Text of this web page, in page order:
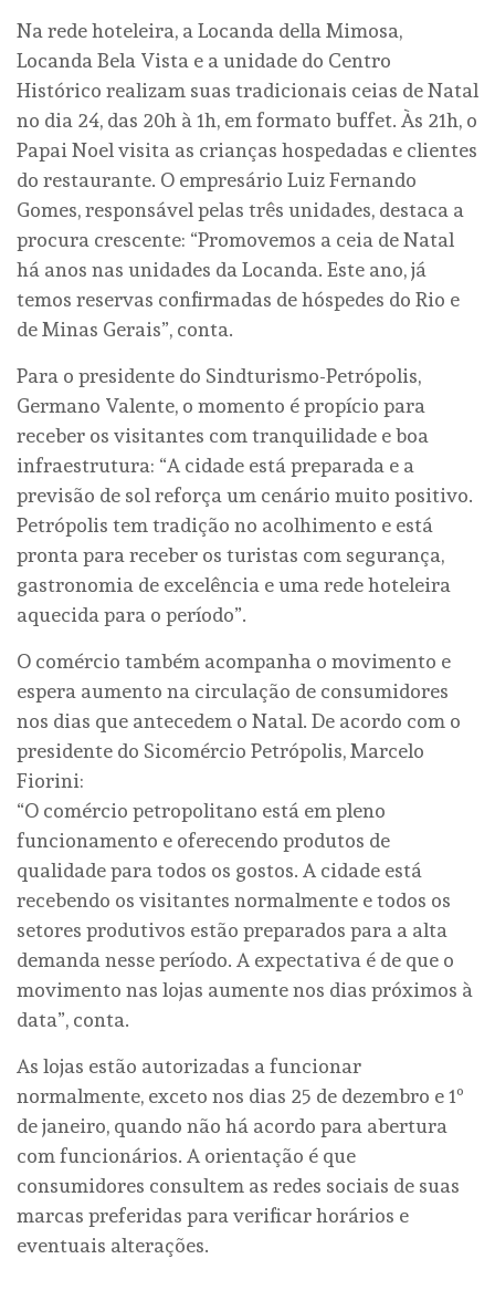
Na rede hoteleira, a Locanda della Mimosa,
Locanda Bela Vista e a unidade do Centro
Histórico realizam suas tradicionais ceias de Natal
no dia 24, das 20h à 1h, em formato buffet. Às 21h, o
Papai Noel visita as crianças hospedadas e clientes
do restaurante. O empresário Luiz Fernando
Gomes, responsável pelas três unidades, destaca a
procura crescente: “Promovemos a ceia de Natal
há anos nas unidades da Locanda. Este ano, já
temos reservas confirmadas de hóspedes do Rio e
de Minas Gerais”, conta.
Para o presidente do Sindturismo-Petrópolis,
Germano Valente, o momento é propício para
receber os visitantes com tranquilidade e boa
infraestrutura: “A cidade está preparada e a
previsão de sol reforça um cenário muito positivo.
Petrópolis tem tradição no acolhimento e está
pronta para receber os turistas com segurança,
gastronomia de excelência e uma rede hoteleira
aquecida para o período”.
O comércio também acompanha o movimento e
espera aumento na circulação de consumidores
nos dias que antecedem o Natal. De acordo com o
presidente do Sicomércio Petrópolis, Marcelo
Fiorini:
“O comércio petropolitano está em pleno
funcionamento e oferecendo produtos de
qualidade para todos os gostos. A cidade está
recebendo os visitantes normalmente e todos os
setores produtivos estão preparados para a alta
demanda nesse período. A expectativa é de que o
movimento nas lojas aumente nos dias próximos à
data”, conta.
As lojas estão autorizadas a funcionar
normalmente, exceto nos dias 25 de dezembro e 1º
de janeiro, quando não há acordo para abertura
com funcionários. A orientação é que
consumidores consultem as redes sociais de suas
marcas preferidas para verificar horários e
eventuais alterações.